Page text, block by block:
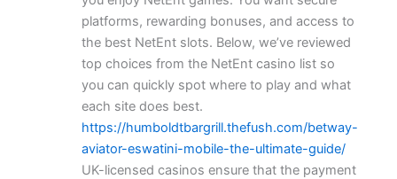
platforms, rewarding bonuses, and access to
the best NetEnt slots. Below, we’ve reviewed
top choices from the NetEnt casino list so
you can quickly spot where to play and what
each site does best.
https://humboldtbargrill.thefush.com/betway-
aviator-eswatini-mobile-the-ultimate-guide/
UK-licensed casinos ensure that the payment